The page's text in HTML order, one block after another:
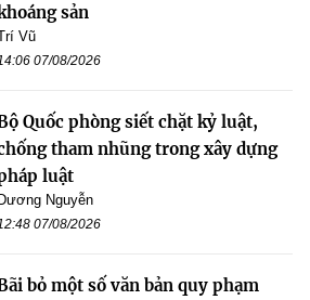
sản
Vũ
07/08/2026
Quốc phòng siết chặt kỷ luật,
tham nhũng trong xây dựng
luật
Dương Nguyễn
07/08/2026
bỏ một số văn bản quy phạm